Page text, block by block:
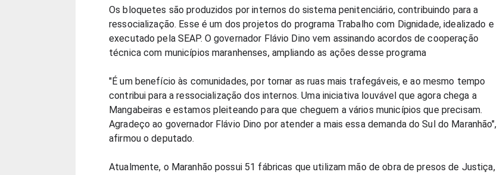
Os bloquetes são produzidos por internos do sistema penitenciário, contribuindo para a
ressocialização. Esse é um dos projetos do programa Trabalho com Dignidade, idealizado e
executado pela SEAP. O governador Flávio Dino vem assinando acordos de cooperação
técnica com municípios maranhenses, ampliando as ações desse programa
"É um benefício às comunidades, por tornar as ruas mais trafegáveis, e ao mesmo tempo
contribui para a ressocialização dos internos. Uma iniciativa louvável que agora chega a
Mangabeiras e estamos pleiteando para que cheguem a vários municípios que precisam.
Agradeço ao governador Flávio Dino por atender a mais essa demanda do Sul do Maranhão",
afirmou o deputado.
Atualmente, o Maranhão possui 51 fábricas que utilizam mão de obra de presos de Justiça,